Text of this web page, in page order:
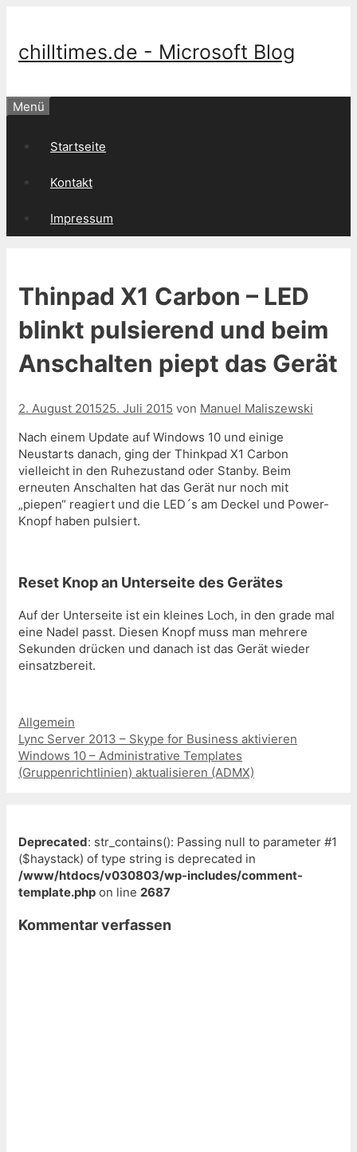
Inhalt
chilltimes.de - Microsoft Blog
Menü
Startseite
Kontakt
Impressum
Thinpad X1 Carbon – LED
blinkt pulsierend und beim
Anschalten piept das Gerät
2. August 201525. Juli 2015 von Manuel Maliszewski
Nach einem Update auf Windows 10 und einige
Neustarts danach, ging der Thinkpad X1 Carbon
vielleicht in den Ruhezustand oder Stanby. Beim
erneuten Anschalten hat das Gerät nur noch mit
„piepen“ reagiert und die LED´s am Deckel und Power-
Knopf haben pulsiert.
Reset Knop an Unterseite des Gerätes
Auf der Unterseite ist ein kleines Loch, in den grade mal
eine Nadel passt. Diesen Knopf muss man mehrere
Sekunden drücken und danach ist das Gerät wieder
einsatzbereit.
Kategorien
Allgemein
Beitrags-
Navigation
Lync Server 2013 – Skype for Business aktivieren
Windows 10 – Administrative Templates
(Gruppenrichtlinien) aktualisieren (ADMX)
Deprecated: str_contains(): Passing null to parameter #1
($haystack) of type string is deprecated in
/www/htdocs/v030803/wp-includes/comment-
template.php on line 2687
Kommentar verfassen